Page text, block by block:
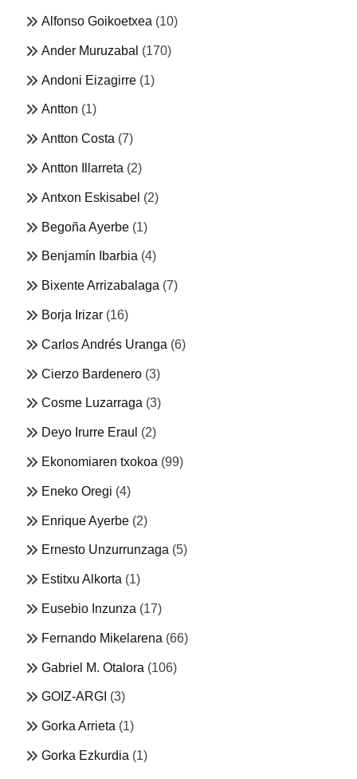
Alfonso Goikoetxea (10)
Ander Muruzabal (170)
Andoni Eizagirre (1)
Antton (1)
Antton Costa (7)
Antton Illarreta (2)
Antxon Eskisabel (2)
Begoña Ayerbe (1)
Benjamín Ibarbia (4)
Bixente Arrizabalaga (7)
Borja Irizar (16)
Carlos Andrés Uranga (6)
Cierzo Bardenero (3)
Cosme Luzarraga (3)
Deyo Irurre Eraul (2)
Ekonomiaren txokoa (99)
Eneko Oregi (4)
Enrique Ayerbe (2)
Ernesto Unzurrunzaga (5)
Estitxu Alkorta (1)
Eusebio Inzunza (17)
Fernando Mikelarena (66)
Gabriel M. Otalora (106)
GOIZ-ARGI (3)
Gorka Arrieta (1)
Gorka Ezkurdia (1)